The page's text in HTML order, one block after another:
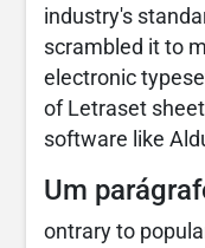
industry's
scrambled it to
electronic
of Letraset
software like
Um
ontrary to